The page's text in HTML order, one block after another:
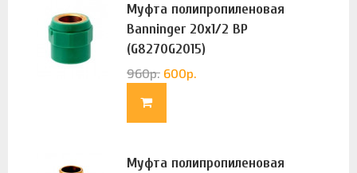
Муфта полипропиленовая
Banninger 20х1/2 ВР
(G8270G2015)
960р. 600р.
Муфта полипропиленовая